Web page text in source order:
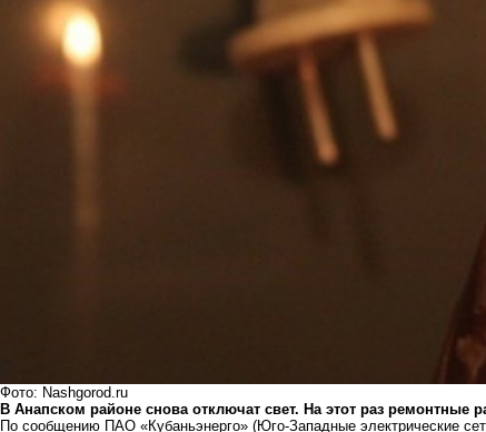
Фото: Nashgorod.ru
В Анапском районе снова отключат свет. На этот раз ремонтные
По сообщению ПАО «Кубаньэнерго» (Юго-Западные электрические